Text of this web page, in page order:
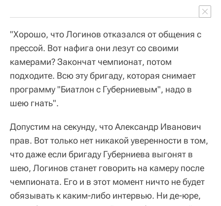
"Хорошо, что Логинов отказался от общения с
прессой. Вот нафига они лезут со своими
камерами? Закончат чемпионат, потом
подходите. Всю эту бригаду, которая снимает
программу "Биатлон с Губерниевым", надо в
шею гнать".
Допустим на секунду, что Александр Иванович
прав. Вот только нет никакой уверенности в том,
что даже если бригаду Губерниева выгонят в
шею, Логинов станет говорить на камеру после
чемпионата. Его и в этот момент ничто не будет
обязывать к каким-либо интервью. Ни де-юре,